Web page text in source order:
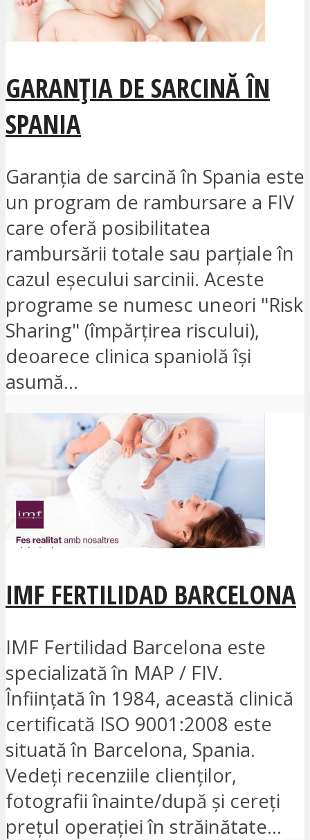
GARANȚIA DE SARCINĂ ÎN
SPANIA
Garanția de sarcină în Spania este
un program de rambursare a FIV
care oferă posibilitatea
rambursării totale sau parțiale în
cazul eșecului sarcinii. Aceste
programe se numesc uneori "Risk
Sharing" (împărțirea riscului),
deoarece clinica spaniolă își
asumă...
IMF FERTILIDAD BARCELONA
IMF Fertilidad Barcelona este
specializată în MAP / FIV.
Înființată în 1984, această clinică
certificată ISO 9001:2008 este
situată în Barcelona, Spania.
Vedeți recenziile clienților,
fotografii înainte/după și cereți
prețul operației în străinătate...